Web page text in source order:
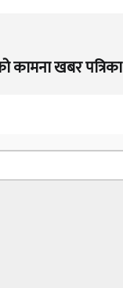
कामना खबर पत्रिका